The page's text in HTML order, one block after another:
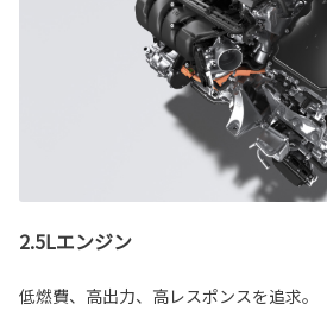
2.5Lエンジン
低燃費、高出力、高レスポンスを追求。